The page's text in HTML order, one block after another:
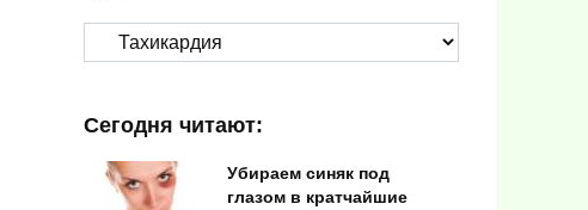
Рубрики
Сегодня читают:
Убираем синяк под
глазом в кратчайшие